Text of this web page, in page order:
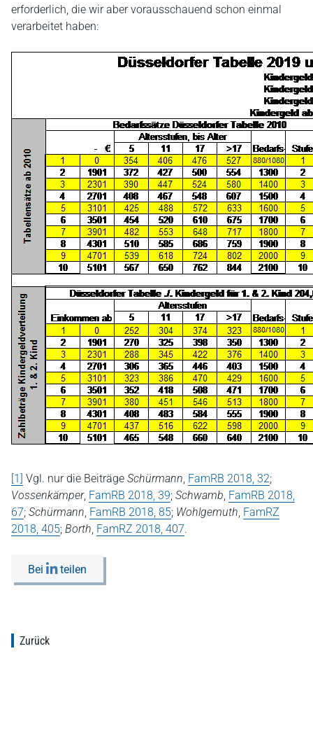
erforderlich, die wir aber vorausschauend schon einmal
verarbeitet haben:
[1] Vgl. nur die Beiträge Schürmann, FamRB 2018, 32;
Vossenkämper, FamRB 2018, 39; Schwamb, FamRB 2018,
67; Schürmann, FamRB 2018, 85; Wohlgemuth, FamRZ
2018, 405; Borth, FamRZ 2018, 407.
Bei teilen
Zurück